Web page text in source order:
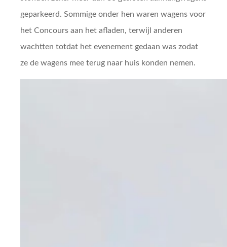
geparkeerd. Sommige onder hen waren wagens voor
het Concours aan het afladen, terwijl anderen
wachtten totdat het evenement gedaan was zodat
ze de wagens mee terug naar huis konden nemen.